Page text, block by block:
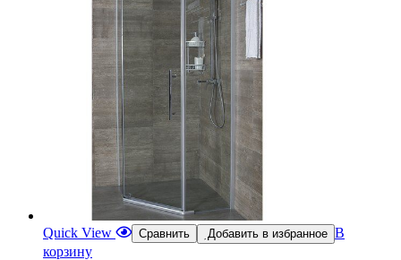
Quick View Сравнить Добавить в избранное В
корзину